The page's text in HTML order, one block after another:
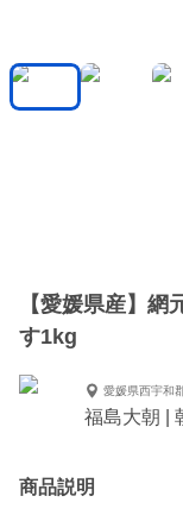
【愛媛県産】
す1kg
愛媛県西宇和
福島大朝 |
商品説明